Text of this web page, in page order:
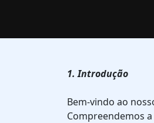
1. Introdução
Bem-vindo ao
Compreendemos